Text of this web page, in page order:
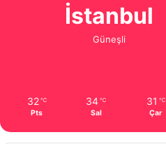
İstanbul
Güneşli
32 ℃
Pts
34 ℃
Sal
31 ℃
Çar